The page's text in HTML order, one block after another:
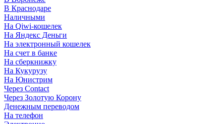
В Краснодаре
Наличными
На Qiwi-кошелек
На Яндекс Деньги
На электронный кошелек
На счет в банке
На сберкнижку
На Кукурузу
На Юнистрим
Через Contact
Через Золотую Корону
Денежным переводом
На телефон